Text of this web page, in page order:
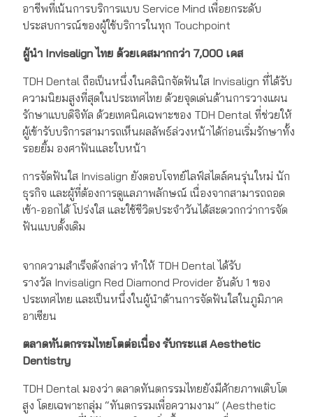
อาชีพที่เน้นการบริการแบบ Service Mind เพื่อยกระดับ
ประสบการณ์ของผู้ใช้บริการในทุก Touchpoint
ผู้นำ Invisalign ไทย ด้วยเคสมากกว่า 7,000 เคส
TDH Dental ถือเป็นหนึ่งในคลินิกจัดฟันใส Invisalign ที่ได้รับ
ความนิยมสูงที่สุดในประเทศไทย ด้วยจุดเด่นด้านการวางแผน
รักษาแบบดิจิทัล ด้วยเทคนิคเฉพาะของ TDH Dental ที่ช่วยให้
ผู้เข้ารับบริการสามารถเห็นผลลัพธ์ล่วงหน้าได้ก่อนเริ่มรักษาทั้ง
รอยยิ้ม องศาฟันและใบหน้า
การจัดฟันใส Invisalign ยังตอบโจทย์ไลฟ์สไตล์คนรุ่นใหม่ นัก
ธุรกิจ และผู้ที่ต้องการดูแลภาพลักษณ์ เนื่องจากสามารถถอด
เข้า-ออกได้ โปร่งใส และใช้ชีวิตประจำวันได้สะดวกกว่าการจัด
ฟันแบบดั้งเดิม
จากความสำเร็จดังกล่าว ทำให้ TDH Dental ได้รับ
รางวัล Invisalign Red Diamond Provider อันดับ 1 ของ
ประเทศไทย และเป็นหนึ่งในผู้นำด้านการจัดฟันใสในภูมิภาค
อาเซียน
ตลาดทันตกรรมไทยโตต่อเนื่อง รับกระแส Aesthetic
Dentistry
TDH Dental มองว่า ตลาดทันตกรรมไทยยังมีศักยภาพเติบโต
สูง โดยเฉพาะกลุ่ม “ทันตกรรมเพื่อความงาม” (Aesthetic